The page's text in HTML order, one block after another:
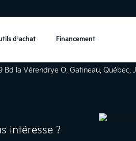
d’achat Financement
Bd la Vérendrye O, Gatineau, Québec,
intéresse ?